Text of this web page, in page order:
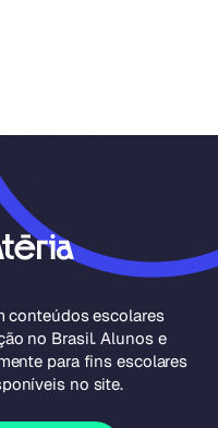
conteúdos escolares
no Brasil. Alunos e
para fins escolares
no site.